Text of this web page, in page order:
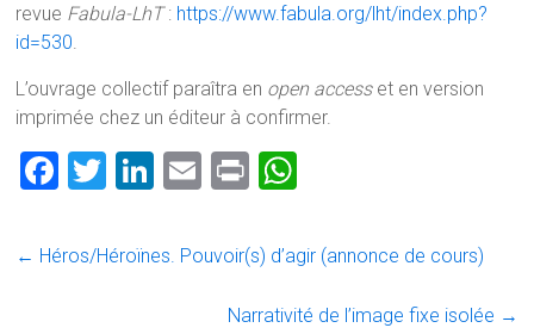
revue Fabula-LhT: https://www.fabula.org/lht/index.php?
id=530.
L’ouvrage collectif paraîtra en open accesset en version
imprimée chez un éditeur à confirmer.
F
ce
T
tt
Li
e
E
ai
Pr
t
at
A
← Héros/Héroïnes. Pouvoir(s) d’agir (annonce de cours)
Narrativité de l’image fixe isolée →